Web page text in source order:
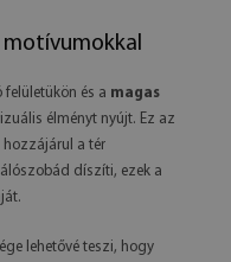
motívumokkal
és a magas
élményt nyújt. Ez az
hozzájárul a tér
díszíti, ezek a
lehetővé teszi, hogy